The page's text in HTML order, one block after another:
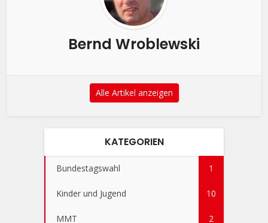
Bernd Wroblewski
Alle Artikel anzeigen
KATEGORIEN
Bundestagswahl 1
Kinder und Jugend 10
MMT 2